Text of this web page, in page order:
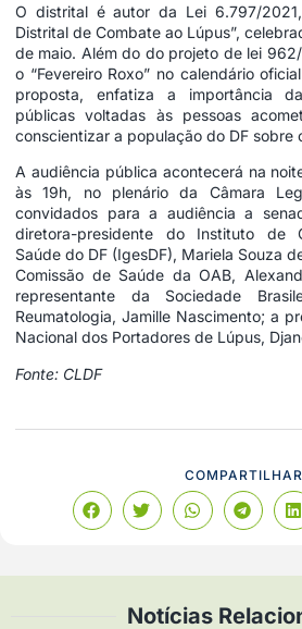
O distrital é autor da Lei 6.797/
Distrital de Combate ao Lúpus”,
de maio. Além do do projeto de lei
o “Fevereiro Roxo” no calendário
proposta, enfatiza a importância
públicas voltadas às pessoas
conscientizar a população do DF sobre
A audiência pública acontecerá na
às 19h, no plenário da Câmara
convidados para a audiência a
diretora-presidente do Instituto de
Saúde do DF (IgesDF), Mariela Souza
Comissão de Saúde da OAB,
representante da Sociedade
Reumatologia, Jamille Nascimento; a
Nacional dos Portadores de Lúpus,
Fonte: CLDF
COMPARTILHAR
Notícias